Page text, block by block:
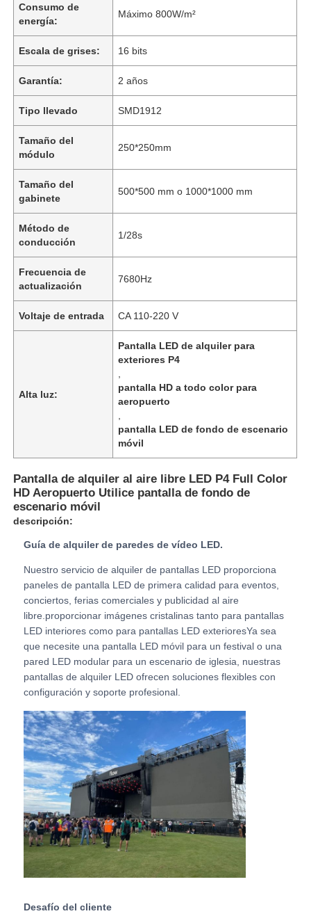
En casa.
Productos
Vídeos
Espectáculo de RV
Contacta con nosotros
Casos
Solicitar una cita
Pantalla de pared de video LED
pantalla LED
Pantalla del concierto LED
Alquiler de pantallas LED de escenario
Muro de video LED LED
Pantalla LED transparente
Consumo de
energía:
Máximo 800W/m²
Escala de grises: 16 bits
Garantía: 2 años
Tipo llevado SMD1912
Tamaño del
módulo
250*250mm
Tamaño del
gabinete
500*500 mm o 1000*1000 mm
Método de
conducción
1/28s
Frecuencia de
actualización
7680Hz
Voltaje de entrada CA 110-220 V
Alta luz:
Pantalla LED de alquiler para
exteriores P4
pantalla HD a todo color para
aeropuerto
pantalla LED de fondo de escenario
móvil
Pantalla de alquiler al aire libre LED P4 Full Color
HD Aeropuerto Utilice pantalla de fondo de
escenario móvil
descripción:
Guía de alquiler de paredes de vídeo LED.
Nuestro servicio de alquiler de pantallas LED proporciona
paneles de pantalla LED de primera calidad para eventos,
conciertos, ferias comerciales y publicidad al aire
libre.proporcionar imágenes cristalinas tanto para pantallas
LED interiores como para pantallas LED exterioresYa sea
que necesite una pantalla LED móvil para un festival o una
pared LED modular para un escenario de iglesia, nuestras
pantallas de alquiler LED ofrecen soluciones flexibles con
configuración y soporte profesional.
Desafío del cliente